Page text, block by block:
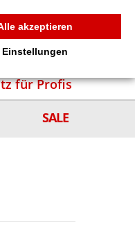
0
für Profis
SALE
akzeptieren
Einstellungen